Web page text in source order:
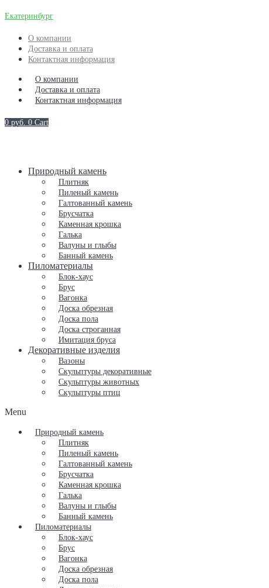
Екатеринбург
О компании
Доставка и оплата
Контактная информация
О компании
Доставка и оплата
Контактная информация
0 руб. 0 Cart
Природный камень
Плитняк
Пиленый камень
Галтованный камень
Брусчатка
Каменная крошка
Галька
Валуны и глыбы
Банный камень
Пиломатериалы
Блок-хаус
Брус
Вагонка
Доска обрезная
Доска пола
Доска строганная
Имитация бруса
Декоративные изделия
Вазоны
Скульптуры декоративные
Скульптуры животных
Скульптуры птиц
Menu
Природный камень
Плитняк
Пиленый камень
Галтованный камень
Брусчатка
Каменная крошка
Галька
Валуны и глыбы
Банный камень
Пиломатериалы
Блок-хаус
Брус
Вагонка
Доска обрезная
Доска пола